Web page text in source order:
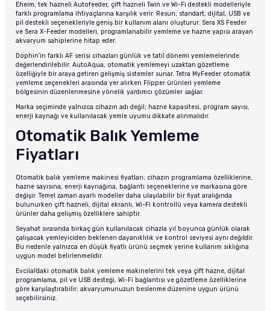
Eheim; tek hazneli Autofeeder, çift hazneli Twin ve Wi-Fi destekli modelleriyle
farklı programlama ihtiyaçlarına karşılık verir. Resun; standart, dijital, USB ve
pil destekli seçenekleriyle geniş bir kullanım alanı oluşturur. Sera XS Feeder
ve Sera X-Feeder modelleri, programlanabilir yemleme ve hazne yapısı arayan
akvaryum sahiplerine hitap eder.
Dophin’in farklı AF serisi cihazları günlük ve tatil dönemi yemlemelerinde
değerlendirilebilir. AutoAqua, otomatik yemlemeyi uzaktan gözetleme
özelliğiyle bir araya getiren gelişmiş sistemler sunar. Tetra MyFeeder otomatik
yemleme seçenekleri arasında yer alırken Flipper ürünleri yemleme
bölgesinin düzenlenmesine yönelik yardımcı çözümler sağlar.
Marka seçiminde yalnızca cihazın adı değil; hazne kapasitesi, program sayısı,
enerji kaynağı ve kullanılacak yemle uyumu dikkate alınmalıdır.
Otomatik Balık Yemleme
Fiyatları
Otomatik balık yemleme makinesi fiyatları; cihazın programlama özelliklerine,
hazne sayısına, enerji kaynağına, bağlantı seçeneklerine ve markasına göre
değişir. Temel zaman ayarlı modeller daha ulaşılabilir bir fiyat aralığında
bulunurken çift hazneli, dijital ekranlı, Wi-Fi kontrollü veya kamera destekli
ürünler daha gelişmiş özelliklere sahiptir.
Seyahat sırasında birkaç gün kullanılacak cihazla yıl boyunca günlük olarak
çalışacak yemleyiciden beklenen dayanıklılık ve kontrol seviyesi aynı değildir.
Bu nedenle yalnızca en düşük fiyatlı ürünü seçmek yerine kullanım sıklığına
uygun model belirlenmelidir.
Evcilal’daki otomatik balık yemleme makinelerini tek veya çift hazne, dijital
programlama, pil ve USB desteği, Wi-Fi bağlantısı ve gözetleme özelliklerine
göre karşılaştırabilir; akvaryumunuzun beslenme düzenine uygun ürünü
seçebilirsiniz.